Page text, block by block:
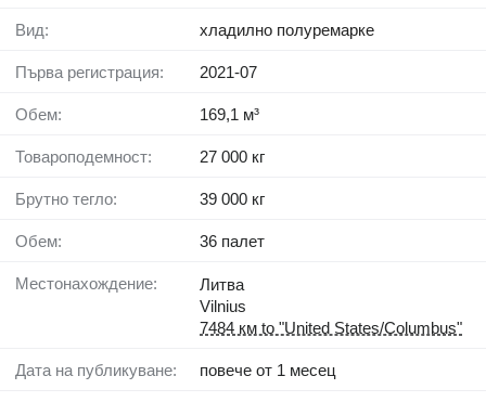
Вид: хладилно полуремарке
Първа регистрация: 2021-07
Обем: 169,1 м³
Товароподемност: 27 000 кг
Брутно тегло: 39 000 кг
Обем: 36 палет
Местонахождение:
Литва
Vilnius
7484 км to "United States/Columbus"
Дата на публикуване: повече от 1 месец